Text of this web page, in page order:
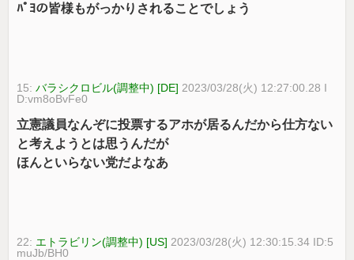
ﾊﾟﾖの皆様もがっかりされることでしょう
15:バラシクロビル(調整中) [DE] 2023/03/28(火) 12:27:00.28 I
D:vm8oBvFe0
立憲議員なんぞに投票するアホが居るんだから仕方ない
と考えようとは思うんだが
ほんといらない党だよなあ
22: エトラビリン(調整中) [US] 2023/03/28(火) 12:30:15.34 ID:5
muJb/BH0